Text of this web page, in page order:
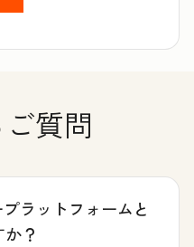
質問
ラットフォームと
？